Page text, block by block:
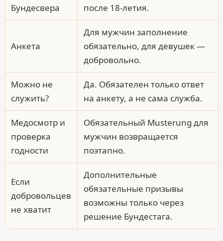
Бундесвера
после 18-летия.
Анкета
Для мужчин заполнение
обязательно, для девушек —
добровольно.
Можно не
служить?
Да. Обязателен только ответ
на анкету, а не сама служба.
Медосмотр и
проверка
годности
Обязательный Musterung для
мужчин возвращается
поэтапно.
Если
добровольцев
не хватит
Дополнительные
обязательные призывы
возможны только через
решение Бундестага.